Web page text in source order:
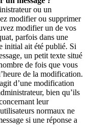
ou un
modifier ou supprimer
modifier un de vos
parfois dans une
initial ait été publié. Si
un petit texte situé
de fois que vous
de la modification.
d’une modification
bien qu’ils
leur
normaux ne
si une réponse a